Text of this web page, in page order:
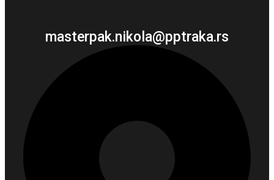
masterpak.nikola@pptraka.rs